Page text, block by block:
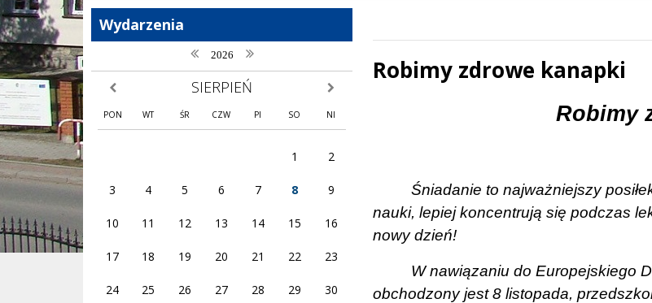
Wydarzenia
poprzedni rok
2026 następny rok
poprzedni miesiąc SIERPIEŃ następny miesiąc
PON WT ŚR CZW PI SO NI
1 2
3 4 5 6 7 8 9
10 11 12 13 14 15 16
17 18 19 20 21 22 23
24 25 26 27 28 29 30
Robimy zdrowe kanapki
Robimy
Śniadanie to najważniejszy
nauki, lepiej koncentrują się podczas
nowy dzień!
W nawiązaniu do Europejskiego
obchodzony jest 8 listopada,